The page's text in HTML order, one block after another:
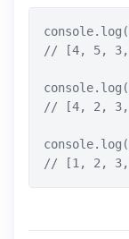
// [4, 5, 3,
// [4, 2, 3,